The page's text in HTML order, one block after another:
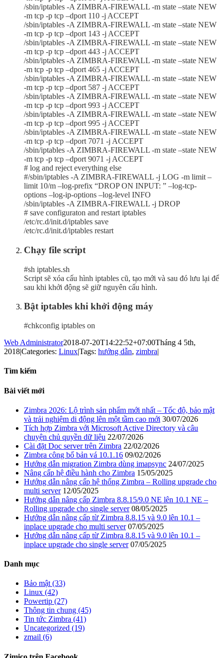
/sbin/iptables -A ZIMBRA-FIREWALL -m state –state NEW
-m tcp -p tcp –dport 110 -j ACCEPT
/sbin/iptables -A ZIMBRA-FIREWALL -m state –state NEW
-m tcp -p tcp –dport 143 -j ACCEPT
/sbin/iptables -A ZIMBRA-FIREWALL -m state –state NEW
-m tcp -p tcp –dport 443 -j ACCEPT
/sbin/iptables -A ZIMBRA-FIREWALL -m state –state NEW
-m tcp -p tcp –dport 465 -j ACCEPT
/sbin/iptables -A ZIMBRA-FIREWALL -m state –state NEW
-m tcp -p tcp –dport 587 -j ACCEPT
/sbin/iptables -A ZIMBRA-FIREWALL -m state –state NEW
-m tcp -p tcp –dport 993 -j ACCEPT
/sbin/iptables -A ZIMBRA-FIREWALL -m state –state NEW
-m tcp -p tcp –dport 995 -j ACCEPT
/sbin/iptables -A ZIMBRA-FIREWALL -m state –state NEW
-m tcp -p tcp –dport 7071 -j ACCEPT
/sbin/iptables -A ZIMBRA-FIREWALL -m state –state NEW
-m tcp -p tcp –dport 9071 -j ACCEPT
# log and reject everything else
#/sbin/iptables -A ZIMBRA-FIREWALL -j LOG -m limit –
limit 10/m –log-prefix “DROP ON INPUT: ” –log-tcp-
options –log-ip-options –log-level INFO
/sbin/iptables -A ZIMBRA-FIREWALL -j DROP
# save configuraton and restart iptables
/etc/rc.d/init.d/iptables save
/etc/rc.d/init.d/iptables restart
Chạy file script
#sh iptables.sh
Script sẽ xóa cấu hình iptables cũ, tạo mới và sau đó lưu lại để
sau khi khởi động sẽ giữ nguyên cấu hình.
Bật iptables khi khởi động máy
#chkconfig iptables on
Web Administrator2018-07-20T14:22:52+07:00Tháng 4 5th,
2018|Categories: Linux|Tags: hướng dẫn, zimbra|
Tìm kiếm
Bài viết mới
Zimbra 2026: Lộ trình sản phẩm mới nhất – Tốc độ, bảo mật
và trải nghiệm di động lên một tầm cao mới 30/07/2026
Tích hợp Zimbra với Microsoft Active Directory và câu
chuyện chủ quyền dữ liệu 22/07/2026
Cài đặt Doc server trên Zimbra 22/02/2026
Zimbra công bố bản vá 10.1.16 09/02/2026
Hướng dẫn migration Zimbra dùng imapsync 24/07/2025
Nâng cấp hệ điều hành cho Zimbra 15/05/2025
Hướng dẫn nâng cấp hệ thống Zimbra – Rolling upgrade cho
multi server 12/05/2025
Hướng dẫn nâng cấp Zimbra 8.8.15/9.0 NE lên 10.1 NE –
Rolling upgrade cho single server 08/05/2025
Hướng dẫn nâng cấp từ Zimbra 8.8.15 và 9.0 lên 10.1 –
inplace upgrade cho multi server 07/05/2025
Hướng dẫn nâng cấp từ Zimbra 8.8.15 và 9.0 lên 10.1 –
inplace upgrade cho single server 07/05/2025
Danh mục
Bảo mật (33)
Linux (42)
Powertip (27)
Thông tin chung (45)
Tin tức Zimbra (41)
Uncategorized (19)
zmail (6)